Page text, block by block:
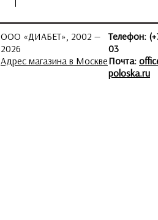
ООО «ДИАБЕТ», 2002 —
2026
Адрес магазина в Москве
Телефон:
03
Почта:
poloska.ru